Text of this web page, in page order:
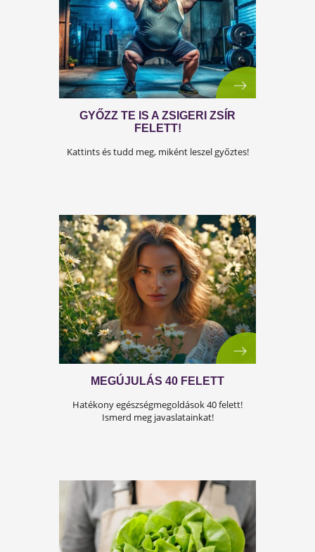
ŐSZI SZÍVTIPPJEINK
Vigyázat! Az ultrafeldolgozott élelmiszerek
veszélyesek a szívedre! Kattints a